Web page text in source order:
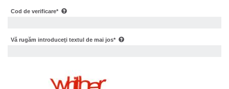
Cod de verificare*
Vă rugăm introduceţi textul de mai jos*